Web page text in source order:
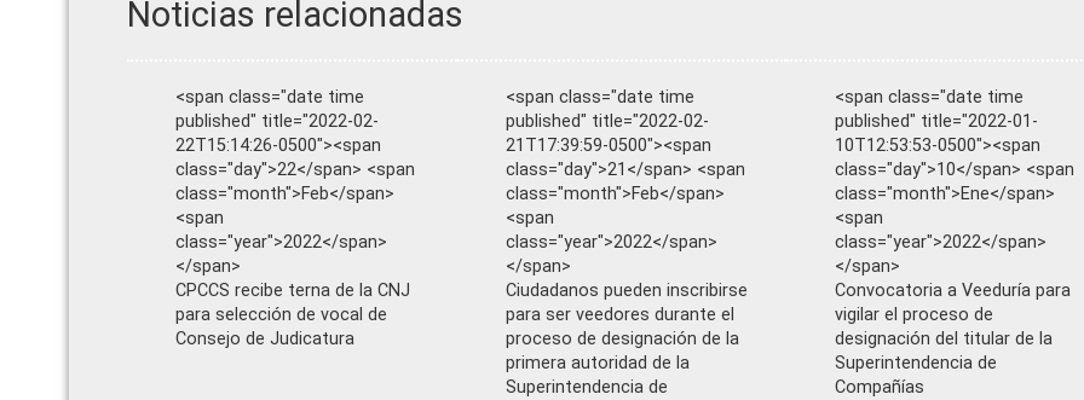
Noticias relacionadas
<span class="date time
published" title="2022-02-
22T15:14:26-0500"><span
class="day">22</span> <span
class="month">Feb</span>
<span
class="year">2022</span>
</span>
CPCCS recibe terna de la CNJ
para selección de vocal de
Consejo de Judicatura
<span class="date time
published" title="2022-02-
21T17:39:59-0500"><span
class="day">21</span> <span
class="month">Feb</span>
<span
class="year">2022</span>
</span>
Ciudadanos pueden inscribirse
para ser veedores durante el
proceso de designación de la
primera autoridad de la
Superintendencia de
<span class="date time
published" title="2022-01-
10T12:53:53-0500"><span
class="day">10</span> <span
class="month">Ene</span>
<span
class="year">2022</span>
</span>
Convocatoria a Veeduría para
vigilar el proceso de
designación del titular de la
Superintendencia de
Compañías